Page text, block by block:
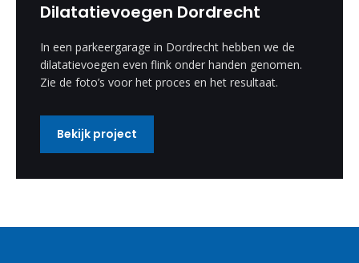
Dilatatievoegen Dordrecht
In een parkeergarage in Dordrecht hebben we de
dilatatievoegen even flink onder handen genomen.
Zie de foto’s voor het proces en het resultaat.
Bekijk project